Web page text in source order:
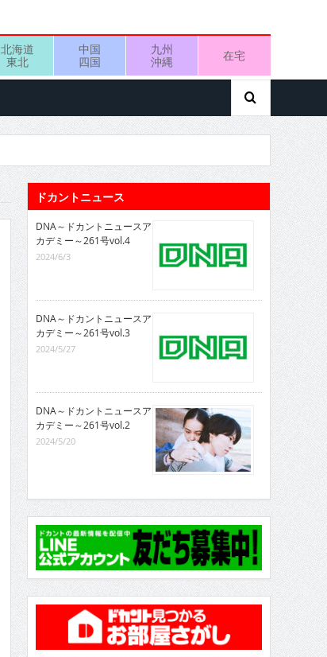
北海道
東北
中国
四国
九州
沖縄
在宅
ドカントニュース
DNA～ドカントニュースア
カデミー～261号vol.4
2024/6/3
DNA～ドカントニュースア
カデミー～261号vol.3
2024/5/27
DNA～ドカントニュースア
カデミー～261号vol.2
2024/5/20